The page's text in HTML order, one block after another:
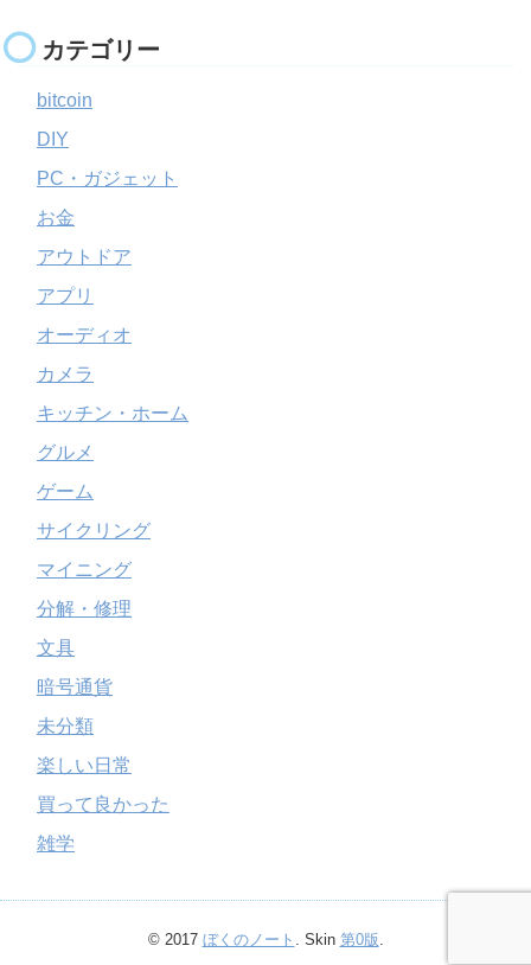
カテゴリー
bitcoin
DIY
PC・ガジェット
お金
アウトドア
アプリ
オーディオ
カメラ
キッチン・ホーム
グルメ
ゲーム
サイクリング
マイニング
分解・修理
文具
暗号通貨
未分類
楽しい日常
買って良かった
雑学
© 2017 ぼくのノート . Skin 第0版